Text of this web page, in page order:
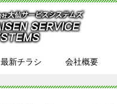
最新チラシ 会社概要